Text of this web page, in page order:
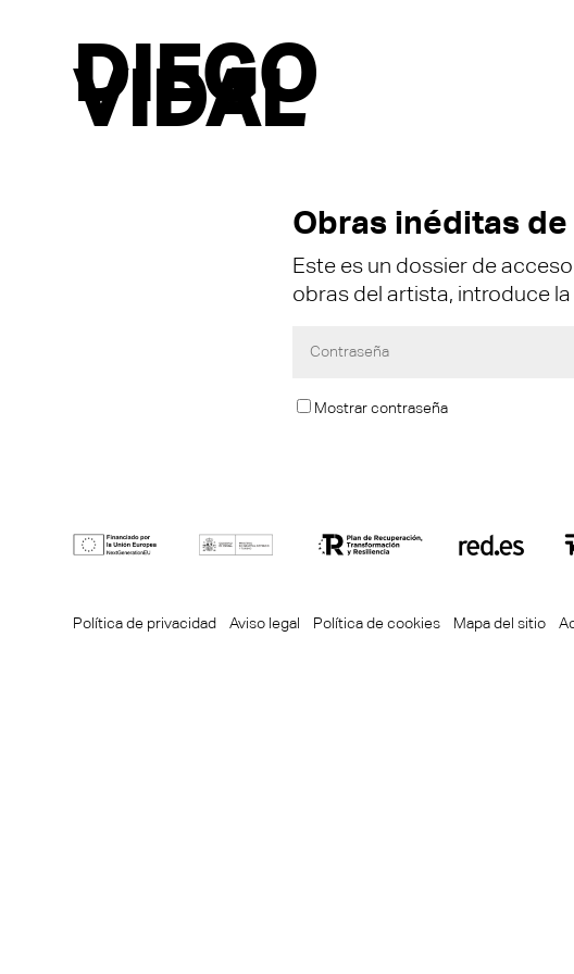
DIEGO
VIDAL
Obras inéditas
Este es un dossier de
obras del artista, introduce
Mostrar contraseña
Política de privacidad Aviso legal Política de cookies Mapa del sitio